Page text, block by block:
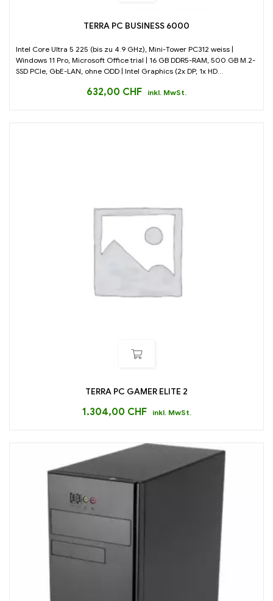
TERRA PC BUSINESS 6000
Intel Core Ultra 5 225 (bis zu 4.9 GHz), Mini-Tower PC312 weiss |
Windows 11 Pro, Microsoft Office trial | 16 GB DDR5-RAM, 500 GB M.2-
SSD PCIe, GbE-LAN, ohne ODD | Intel Graphics (2x DP, 1x HD...
632,00 CHF inkl. MwSt.
TERRA PC GAMER ELITE 2
1.304,00 CHF inkl. MwSt.